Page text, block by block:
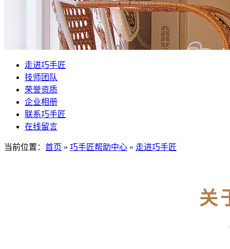
走进巧手匠
技师团队
荣誉资质
企业相册
联系巧手匠
在线留言
当前位置： 首页 » 巧手匠帮助中心 » 走进巧手匠
关